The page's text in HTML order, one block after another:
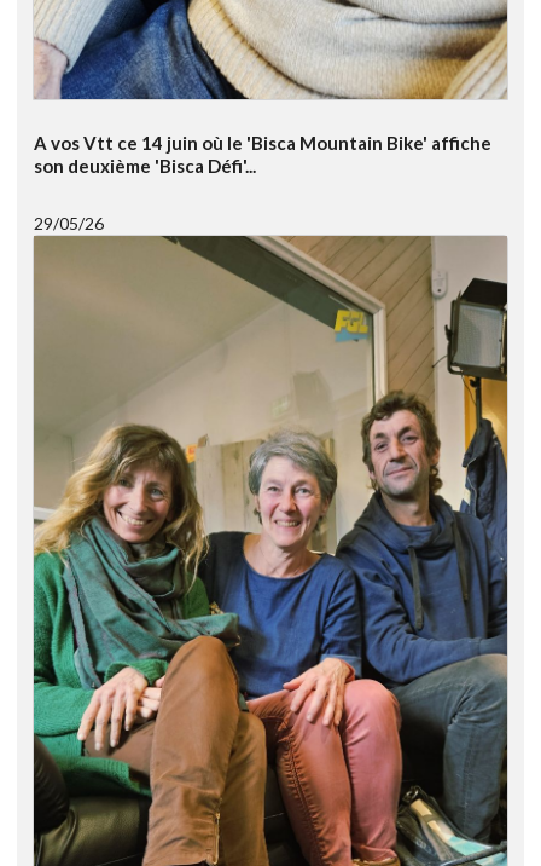
A vos Vtt ce 14 juin où le 'Bisca Mountain Bike' affiche
son deuxième 'Bisca Défi'...
29/05/26